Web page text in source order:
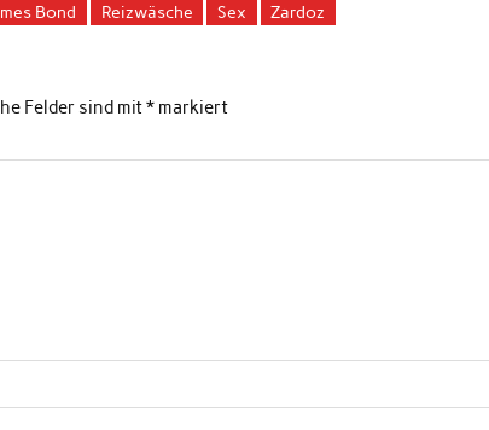
Bond Reizwäsche Sex Zardoz
Felder sind mit* markiert